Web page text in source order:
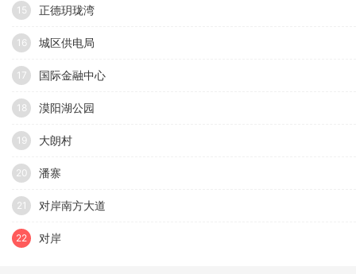
15 正德玥珑湾
16 城区供电局
17 国际金融中心
18 漠阳湖公园
19 大朗村
20 潘寨
21 对岸南方大道
22 对岸